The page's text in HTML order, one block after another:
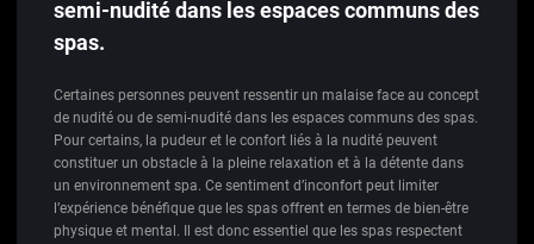
semi-nudité dans les espaces communs des
spas.
Certaines personnes peuvent ressentir un malaise face au concept
de nudité ou de semi-nudité dans les espaces communs des spas.
Pour certains, la pudeur et le confort liés à la nudité peuvent
constituer un obstacle à la pleine relaxation et à la détente dans
un environnement spa. Ce sentiment d’inconfort peut limiter
l’expérience bénéfique que les spas offrent en termes de bien-être
physique et mental. Il est donc essentiel que les spas respectent